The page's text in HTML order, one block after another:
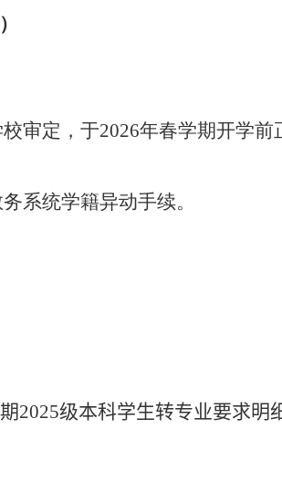
审定，于2026年春学期开学前
系统学籍异动手续。
2025级本科学生转专业要求明